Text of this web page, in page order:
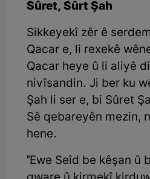
Sûret, Sûrt Şah
Sikkeyekî zêr ê
Qacar e, li rexekê
Qacar heye û li aliyê
nivîsandin. Ji ber ku
Şah li ser e, bi Sûret
Sê qebareyên mezin,
hene.
"Ewe Seîd be kêşan û